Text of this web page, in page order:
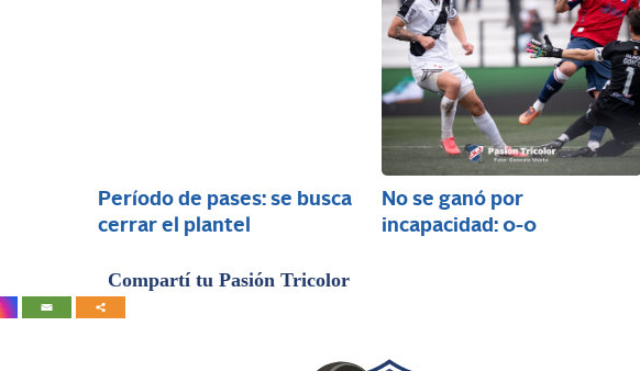
Período de pases: se busca
cerrar el plantel
No se ganó por
incapacidad: 0-0
Compartí tu Pasión Tricolor